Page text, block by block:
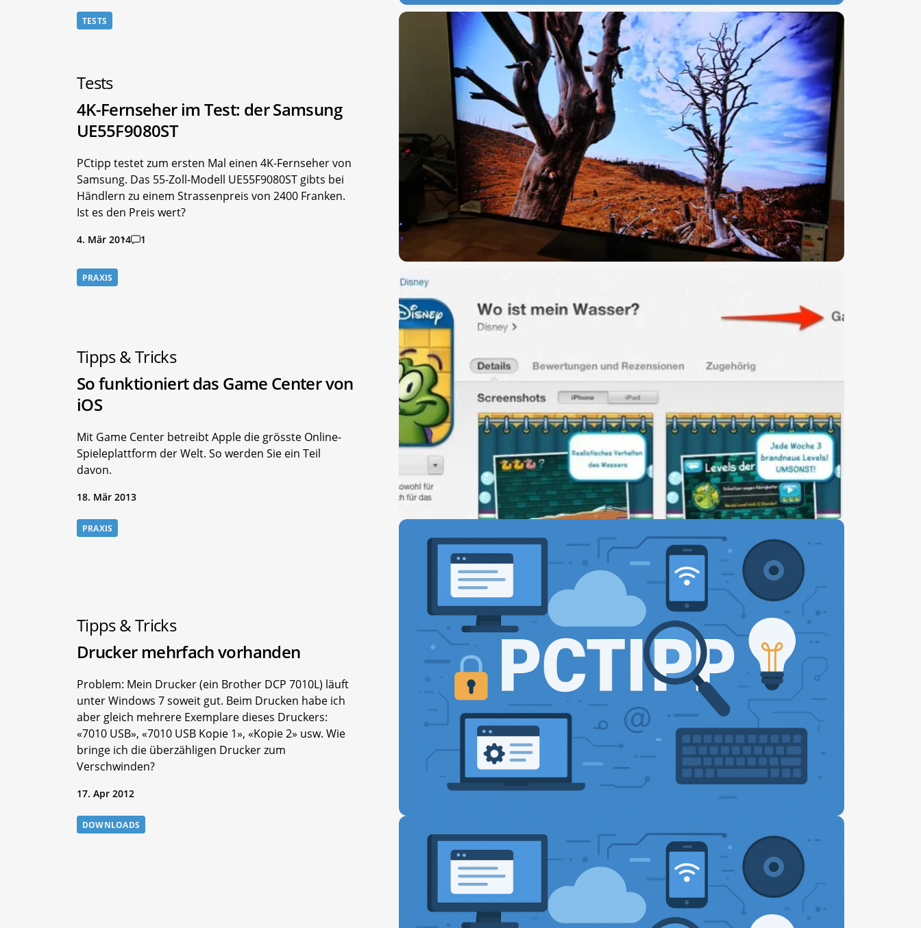
TESTS
Tests
4K-Fernseher im Test: der Samsung
UE55F9080ST
PCtipp testet zum ersten Mal einen 4K-Fernseher von
Samsung. Das 55-Zoll-Modell UE55F9080ST gibts bei
Händlern zu einem Strassenpreis von 2400 Franken.
Ist es den Preis wert?
4. Mär 2014 1
PRAXIS
Tipps & Tricks
So funktioniert das Game Center von
iOS
Mit Game Center betreibt Apple die grösste Online-
Spieleplattform der Welt. So werden Sie ein Teil
davon.
18. Mär 2013
PRAXIS
Tipps & Tricks
Drucker mehrfach vorhanden
Problem: Mein Drucker (ein Brother DCP 7010L) läuft
unter Windows 7 soweit gut. Beim Drucken habe ich
aber gleich mehrere Exemplare dieses Druckers:
«7010 USB», «7010 USB Kopie 1», «Kopie 2» usw. Wie
bringe ich die überzähligen Drucker zum
Verschwinden?
17. Apr 2012
DOWNLOADS